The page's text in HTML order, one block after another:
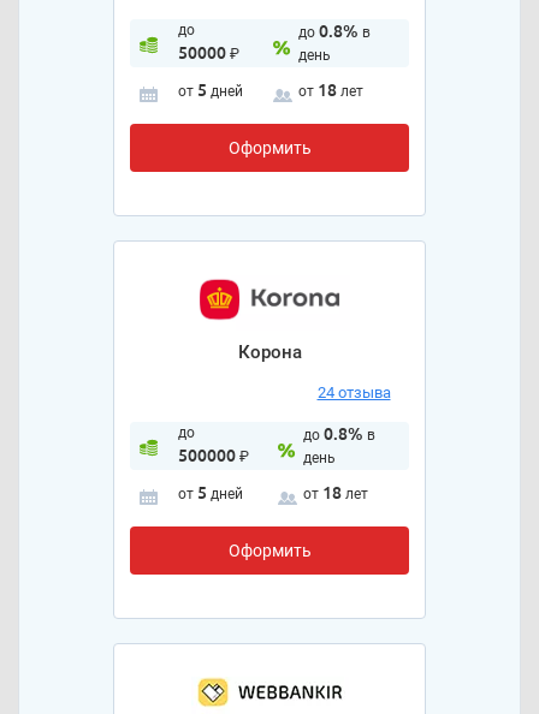
до
50000₽
до 0.8% в
день
от 5 дней от 18 лет
Оформить
Корона
24 отзыва
до
500000₽
до 0.8% в
день
от 5 дней от 18 лет
Оформить